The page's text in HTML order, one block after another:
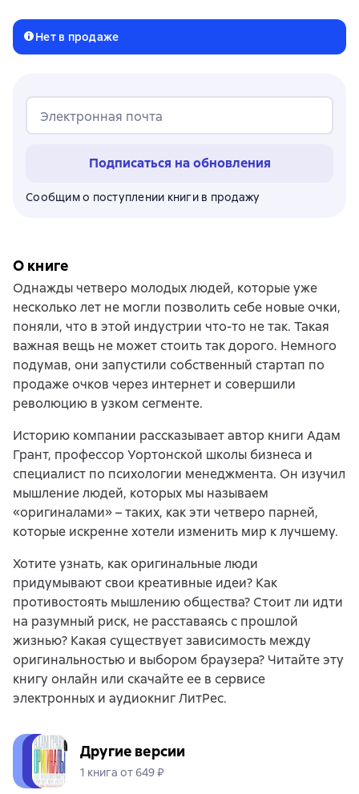
Нет в продаже
Электронная почта
Подписаться на обновления
Сообщим о поступлении книги в продажу
О книге
Однажды четверо молодых людей, которые уже
несколько лет не могли позволить себе новые очки,
поняли, что в этой индустрии что-то не так. Такая
важная вещь не может стоить так дорого. Немного
подумав, они запустили собственный стартап по
продаже очков через интернет и совершили
революцию в узком сегменте.
Историю компании рассказывает автор книги Адам
Грант, профессор Уортонской школы бизнеса и
специалист по психологии менеджмента. Он изучил
мышление людей, которых мы называем
«оригиналами» – таких, как эти четверо парней,
которые искренне хотели изменить мир к лучшему.
Хотите узнать, как оригинальные люди
придумывают свои креативные идеи? Как
противостоять мышлению общества? Стоит ли идти
на разумный риск, не расставаясь с прошлой
жизнью? Какая существует зависимость между
оригинальностью и выбором браузера? Читайте эту
книгу онлайн или скачайте ее в сервисе
электронных и аудиокниг ЛитРес.
Другие версии
1 книга от 649 ₽